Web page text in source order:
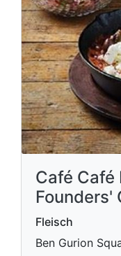
Café
Founders'
Fleisch
Ben Gurion